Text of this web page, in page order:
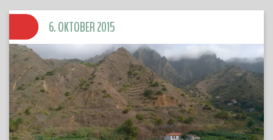
6. OKTOBER 2015